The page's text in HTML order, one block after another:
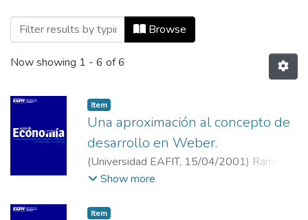
Browsing Ecos de Economía, Vol. 05,
Browse
Now showing 1 - 6 of 6
Item
Una aproximación al concepto de
desarrollo en Weber.
(Universidad EAFIT, 15/04/2001) Ramírez
Gómez, Mauricio Andrés
Show more
Item